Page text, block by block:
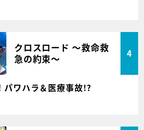
クロスロード ～救命救
急の約束～
4
ワハラ＆医療事故!?